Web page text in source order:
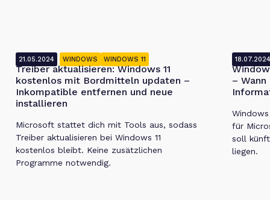
21.05.2024 WINDOWS WINDOWS 11
Treiber aktualisieren: Windows 11
kostenlos mit Bordmitteln updaten –
Inkompatible entfernen und neue
installieren
Microsoft stattet dich mit Tools aus, sodass
Treiber aktualisieren bei Windows 11
kostenlos bleibt. Keine zusätzlichen
Programme notwendig.
–
für
soll
liegen.